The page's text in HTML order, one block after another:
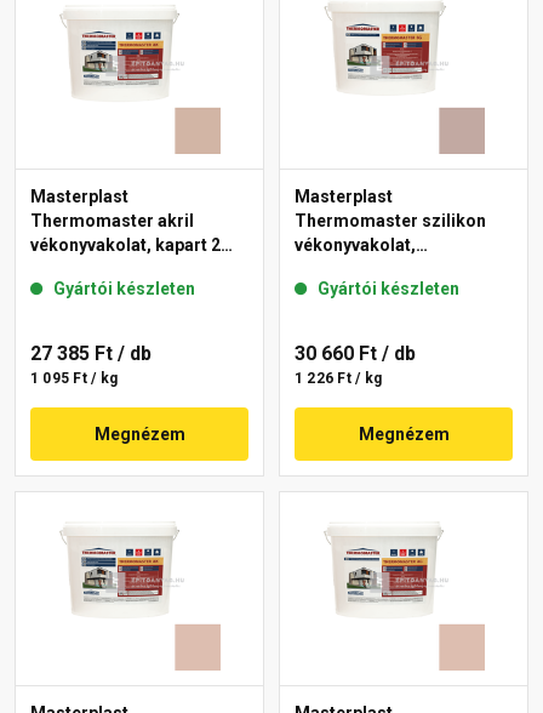
Masterplast
Thermomaster akril
vékonyvakolat, kapart 2
Gyártói készleten
27 385 Ft / db
1 095 Ft / kg
Megnézem
Masterplast
Thermomaster szilikon
vékonyvakolat,
14-D 25 kg
Gyártói készleten
30 660 Ft / db
1 226 Ft / kg
Megnézem